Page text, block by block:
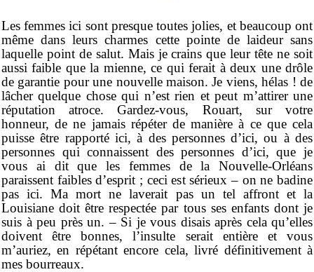
Les femmes ici sont presque toutes jolies, et beaucoup ont
même dans leurs charmes cette pointe de laideur sans
laquelle point de salut. Mais je crains que leur tête ne soit
aussi faible que la mienne, ce qui ferait à deux une drôle
de garantie pour une nouvelle maison. Je viens, hélas ! de
lâcher quelque chose qui n’est rien et peut m’attirer une
réputation atroce. Gardez-vous, Rouart, sur votre
honneur, de ne jamais répéter de manière à ce que cela
puisse être rapporté ici, à des personnes d’ici, ou à des
personnes qui connaissent des personnes d’ici, que je
vous ai dit que les femmes de la Nouvelle-Orléans
paraissent faibles d’esprit ; ceci est sérieux – on ne badine
pas ici. Ma mort ne laverait pas un tel affront et la
Louisiane doit être respectée par tous ses enfants dont je
suis à peu près un. – Si je vous disais après cela qu’elles
doivent être bonnes, l’insulte serait entière et vous
m’auriez, en répétant encore cela, livré définitivement à
mes bourreaux.